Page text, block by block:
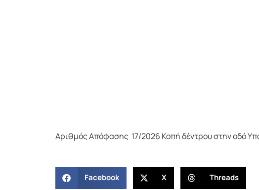
Αριθμός Απόφασης 17/2026 Κοπή δέντρου στην οδό
Facebook X Threads